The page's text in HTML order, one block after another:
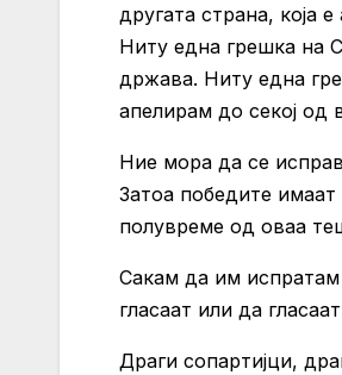
другата страна, која
Ниту една грешка на
држава. Ниту една
апелирам до секој од
Ние мора да се
Затоа победите
полувреме од оваа
Сакам да им
гласаат или да
Драги сопартијци,